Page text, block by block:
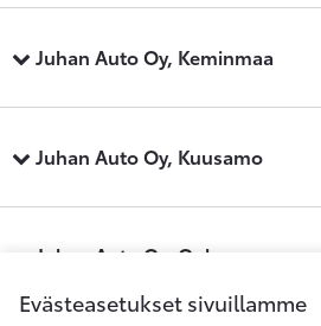
Juhan Auto Oy, Keminmaa
Juhan Auto Oy, Kuusamo
Juhan Auto Oy, Oulu
Evästeasetukset sivuillamme